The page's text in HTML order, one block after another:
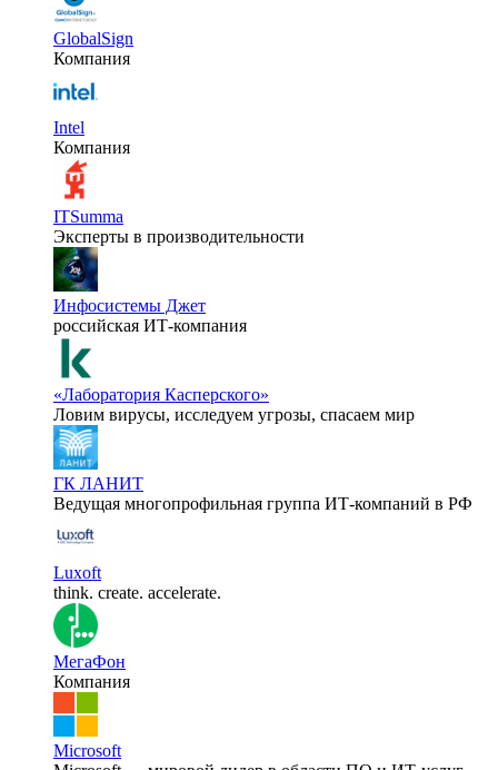
GlobalSign
Компания
Intel
Компания
ITSumma
Эксперты в производительности
Инфосистемы Джет
российская ИТ-компания
«Лаборатория Касперского»
Ловим вирусы, исследуем угрозы, спасаем мир
ГК ЛАНИТ
Ведущая многопрофильная группа ИТ-компаний в РФ
Luxoft
think. create. accelerate.
МегаФон
Компания
Microsoft